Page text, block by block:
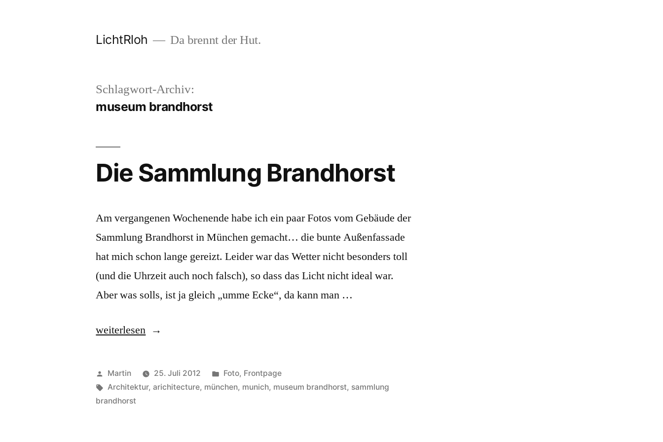
LichtRloh Da brennt der Hut.
Schlagwort-Archiv:
museum brandhorst
Die Sammlung Brandhorst
Am vergangenen Wochenende habe ich ein paar Fotos vom Gebäude der
Sammlung Brandhorst in München gemacht… die bunte Außenfassade
hat mich schon lange gereizt. Leider war das Wetter nicht besonders toll
(und die Uhrzeit auch noch falsch), so dass das Licht nicht ideal war.
Aber was solls, ist ja gleich „umme Ecke“, da kann man …
„Die
Brandhorst“
weiterlesen
Veröffentlicht
von
Martin 25. Juli 2012
Veröffentlicht
unter
Foto, Frontpage
Schlagwörter:
Architektur,arichitecture, münchen, munich, museum brandhorst, sammlung
brandhorst